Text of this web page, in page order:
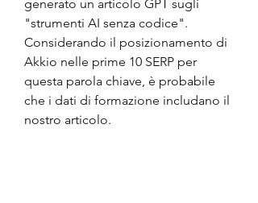
generato un articolo GPT sugli
"strumenti AI senza codice".
Considerando il posizionamento di
Akkio nelle prime 10 SERP per
questa parola chiave, è probabile
che i dati di formazione includano il
nostro articolo.